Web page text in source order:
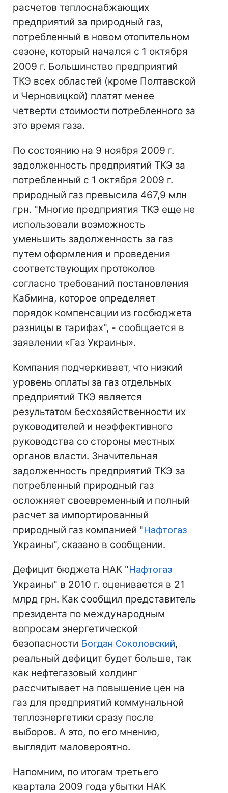
расчетов теплоснабжающих
предприятий за природный газ,
потребленный в новом отопительном
сезоне, который начался с 1 октября
2009 г. Большинство предприятий
ТКЭ всех областей (кроме Полтавской
и Черновицкой) платят менее
четверти стоимости потребленного за
это время газа.
По состоянию на 9 ноября 2009 г.
задолженность предприятий ТКЭ за
потребленный с 1 октября 2009 г.
природный газ превысила 467,9 млн
грн. "Многие предприятия ТКЭ еще не
использовали возможность
уменьшить задолженность за газ
путем оформления и проведения
соответствующих протоколов
согласно требований постановления
Кабмина, которое определяет
порядок компенсации из госбюджета
разницы в тарифах", - сообщается в
заявлении «Газ Украины».
Компания подчеркивает, что низкий
уровень оплаты за газ отдельных
предприятий ТКЭ является
результатом бесхозяйственности их
руководителей и неэффективного
руководства со стороны местных
органов власти. Значительная
задолженность предприятий ТКЭ за
потребленный природный газ
осложняет своевременный и полный
расчет за импортированный
природный газ компанией "Нафтогаз
Украины", сказано в сообщении.
Дефицит бюджета НАК "Нафтогаз
Украины" в 2010 г. оценивается в 21
млрд грн. Как сообщил представитель
президента по международным
вопросам энергетической
безопасности Богдан Соколовский,
реальный дефицит будет больше, так
как нефтегазовый холдинг
рассчитывает на повышение цен на
газ для предприятий коммунальной
теплоэнергетики сразу после
выборов. А это, по его мнению,
выглядит маловероятно.
Напомним, по итогам третьего
квартала 2009 года убытки НАК